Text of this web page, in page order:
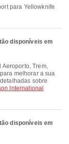
disponíveis em
melhorar a sua
sobre
International
disponíveis em